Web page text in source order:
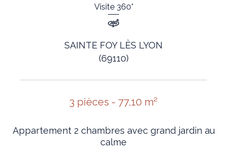
Visite 360°
SAINTE FOY LÈS LYON
(69110)
3 pièces - 77,10 m²
Appartement 2 chambres avec grand jardin au
calme